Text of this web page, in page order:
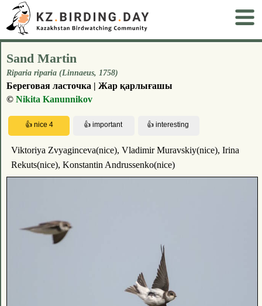
Sand Martin
Riparia riparia (Linnaeus, 1758)
Береговая ласточка | Жар қарлығашы
© Nikita Kanunnikov
Viktoriya Zvyaginceva(nice), Vladimir Muravskiy(nice), Irina
Rekuts(nice), Konstantin Andrussenko(nice)